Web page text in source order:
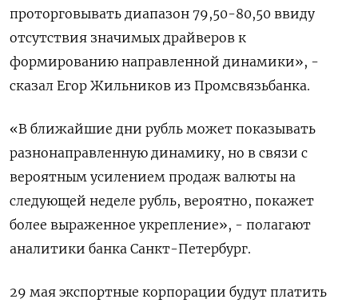
проторговывать диапазон 79,50-80,50 ввиду
отсутствия значимых драйверов к
формированию направленной динамики», -
сказал Егор Жильников из Промсвязьбанка.
«В ближайшие дни рубль может показывать
разнонаправленную динамику, но в связи с
вероятным усилением продаж валюты на
следующей неделе рубль, вероятно, покажет
более выраженное укрепление», - полагают
аналитики банка Санкт-Петербург.
29 мая экспортные корпорации будут платить